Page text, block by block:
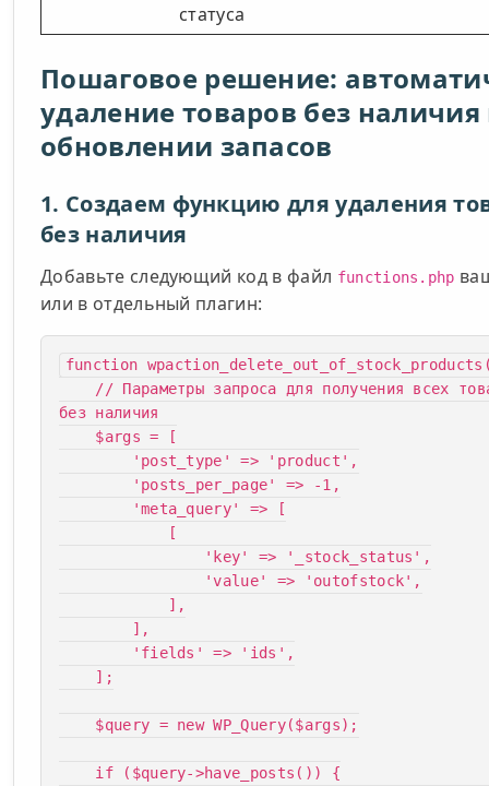
статуса
Пошаговое решение:
удаление товаров без
обновлении запасов
1. Создаем функцию для удаления
без наличия
Добавьте следующий код в файл functions.php
или в отдельный плагин:
function
без наличия